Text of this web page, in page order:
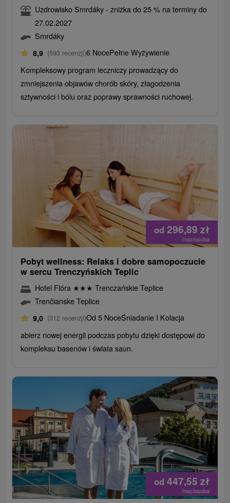
Uzdrowisko Smrdáky - zniżka do 25 % na terminy do
27.02.2027
Smrdáky
8,9 (593 recenzji)6 NocePełne Wyżywienie
Kompleksowy program leczniczy prowadzący do
zmniejszenia objawów chorób skóry, złagodzenia
sztywności i bólu oraz poprawy sprawności ruchowej.
od 296,89 zł
/noc/osoba
Pobyt wellness: Relaks i dobre samopoczucie
w sercu Trenczyńskich Teplic
Hotel Flóra ★★★ Trenczańskie Teplice
Trenčianske Teplice
9,0 (312 recenzji)Od 5 NoceŚniadanie I Kolacja
abierz nowej energii podczas pobytu dzięki dostępowi do
kompleksu basenów i świata saun.
od 447,55 zł
/noc/osoba